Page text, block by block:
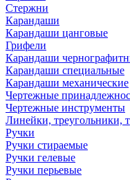
Стержни
Карандаши
Карандаши цанговые
Грифели
Карандаши
Карандаши специальные
Карандаши механические
Чертежные
Чертежные инструменты
Линейки, треугольники,
Ручки
Ручки стираемые
Ручки гелевые
Ручки перьевые